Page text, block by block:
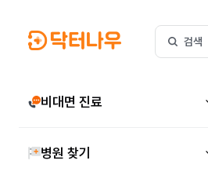
검색
비대면 진료
병원 찾기